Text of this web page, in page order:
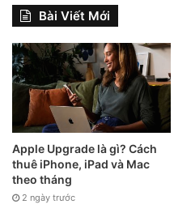
Bài Viết Mới
Apple Upgrade là gì? Cách
thuê iPhone, iPad và Mac
theo tháng
2 ngày trước